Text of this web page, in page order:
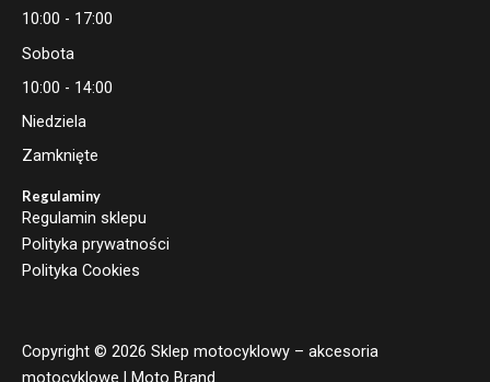
10:00 - 17:00
Sobota
10:00 - 14:00
Niedziela
Zamknięte
Regulaminy
Regulamin sklepu
Polityka prywatności
Polityka Cookies
Copyright © 2026 Sklep motocyklowy – akcesoria
motocyklowe | Moto Brand